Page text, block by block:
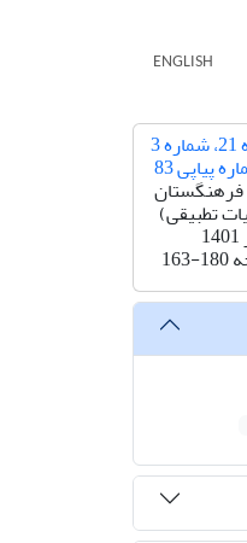
ENGLISH
دوره 21، شماره 3
پیاپی 83
فرهنگستان
تطبیقی)
163-180